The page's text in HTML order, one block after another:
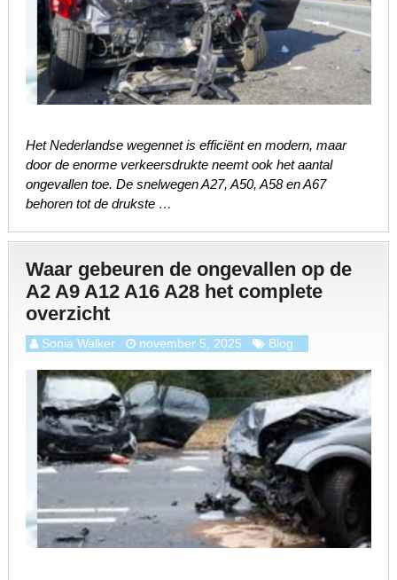
Het Nederlandse wegennet is efficiënt en modern, maar
door de enorme verkeersdrukte neemt ook het aantal
ongevallen toe. De snelwegen A27, A50, A58 en A67
behoren tot de drukste …
Waar gebeuren de ongevallen op de
A2 A9 A12 A16 A28 het complete
overzicht
Sonia Walker november 5, 2025 Blog